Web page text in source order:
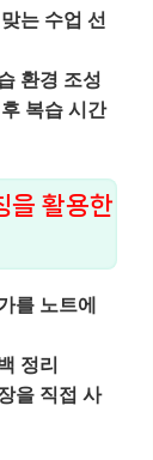
는 수업 선
환경 조성
복습 시간
을 활용한
를 노트에
정리
을 직접 사